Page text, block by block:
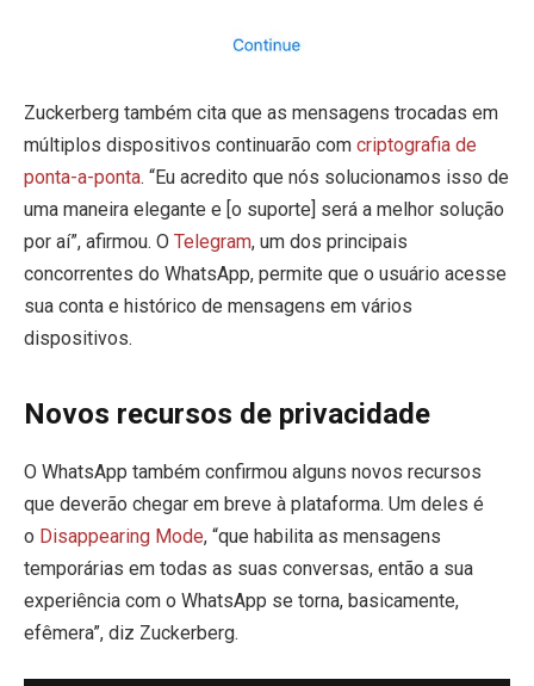
Zuckerberg também cita que as mensagens trocadas em
múltiplos dispositivos continuarão com criptografia de
ponta-a-ponta. “Eu acredito que nós solucionamos isso de
uma maneira elegante e [o suporte] será a melhor solução
por aí”, afirmou. O Telegram, um dos principais
concorrentes do WhatsApp, permite que o usuário acesse
sua conta e histórico de mensagens em vários
dispositivos.
Novos recursos de privacidade
O WhatsApp também confirmou alguns novos recursos
que deverão chegar em breve à plataforma. Um deles é
o Disappearing Mode, “que habilita as mensagens
temporárias em todas as suas conversas, então a sua
experiência com o WhatsApp se torna, basicamente,
efêmera”, diz Zuckerberg.